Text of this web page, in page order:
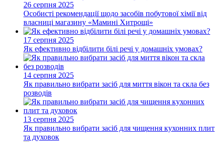
26 серпня 2025
Особисті рекомендації щодо засобів побутової хімії від
власниці магазину «Мамині Хитрощі»
17 серпня 2025
Як ефективно відбілити білі речі у домашніх умовах?
14 серпня 2025
Як правильно вибрати засіб для миття вікон та скла без
розводів
13 серпня 2025
Як правильно вибрати засіб для чищення кухонних плит
та духовок